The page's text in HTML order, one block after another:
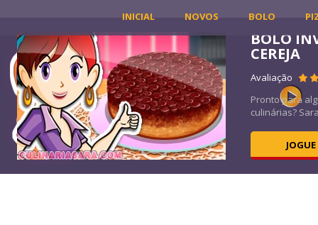
INICIAL NOVOS BOLO
BOLO
CEREJA
Avaliação
Pronto para
culinárias?